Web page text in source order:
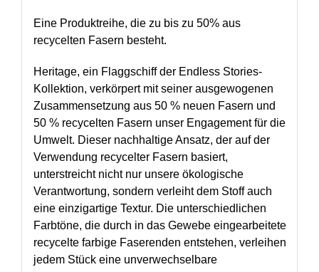
Eine Produktreihe, die zu bis zu 50% aus
recycelten Fasern besteht.
Heritage, ein Flaggschiff der Endless Stories-
Kollektion, verkörpert mit seiner ausgewogenen
Zusammensetzung aus 50 % neuen Fasern und
50 % recycelten Fasern unser Engagement für die
Umwelt. Dieser nachhaltige Ansatz, der auf der
Verwendung recycelter Fasern basiert,
unterstreicht nicht nur unsere ökologische
Verantwortung, sondern verleiht dem Stoff auch
eine einzigartige Textur. Die unterschiedlichen
Farbtöne, die durch in das Gewebe eingearbeitete
recycelte farbige Faserenden entstehen, verleihen
jedem Stück eine unverwechselbare